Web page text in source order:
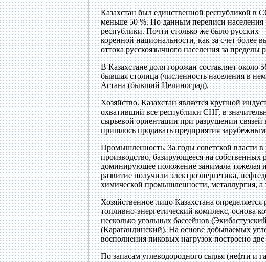
Казахстан был единственной республикой в
меньше 50 %. По данным переписи населения
республики. Почти столько же было
коренной национальности, как за счет более
оттока русскоязычного населения за
В Казахстане доля горожан составляет
бывшая столица (численность населения в
Астана (бывший Целиноград).
Хозяйство.Казахстан является крупной
охвативший все республики СНГ, в
сырьевой ориентации при разрушении
пришлось продавать предприятия
Промышленность.За годы советской власти
производство, базирующееся на собственных
доминирующее положение занимала тяжелая
развитие получили электроэнергетика,
химической промышленности, металлургия,
Хозяйственное лицо Казахстана
топливно-энергетический комплекс, основа
несколько угольных бассейнов
(Карагандинский). На основе добываемых
восполнения пиковых нагрузок построено
По запасам углеводородного сырья (нефти и